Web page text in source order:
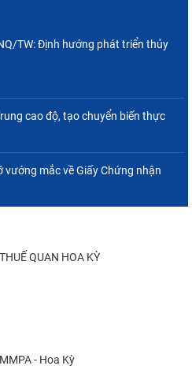
TW: Định hướng phát triển thủy
cao độ, tạo chuyển biến thực
vướng mắc về Giấy Chứng nhận
THUẾ QUAN HOA KỲ
MMPA - Hoa Kỳ